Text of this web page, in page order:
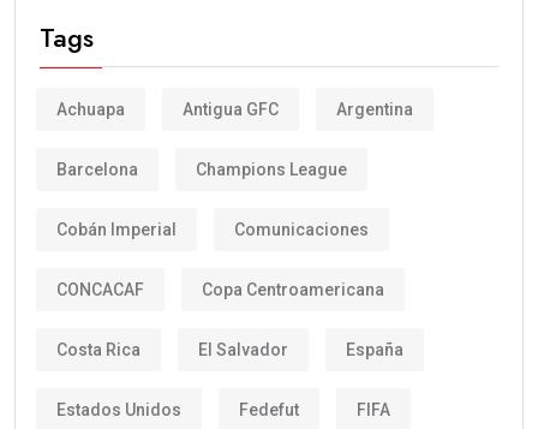
Tags
Achuapa Antigua GFC Argentina
Barcelona Champions League
Cobán Imperial Comunicaciones
CONCACAF Copa Centroamericana
Costa Rica El Salvador España
Estados Unidos Fedefut FIFA